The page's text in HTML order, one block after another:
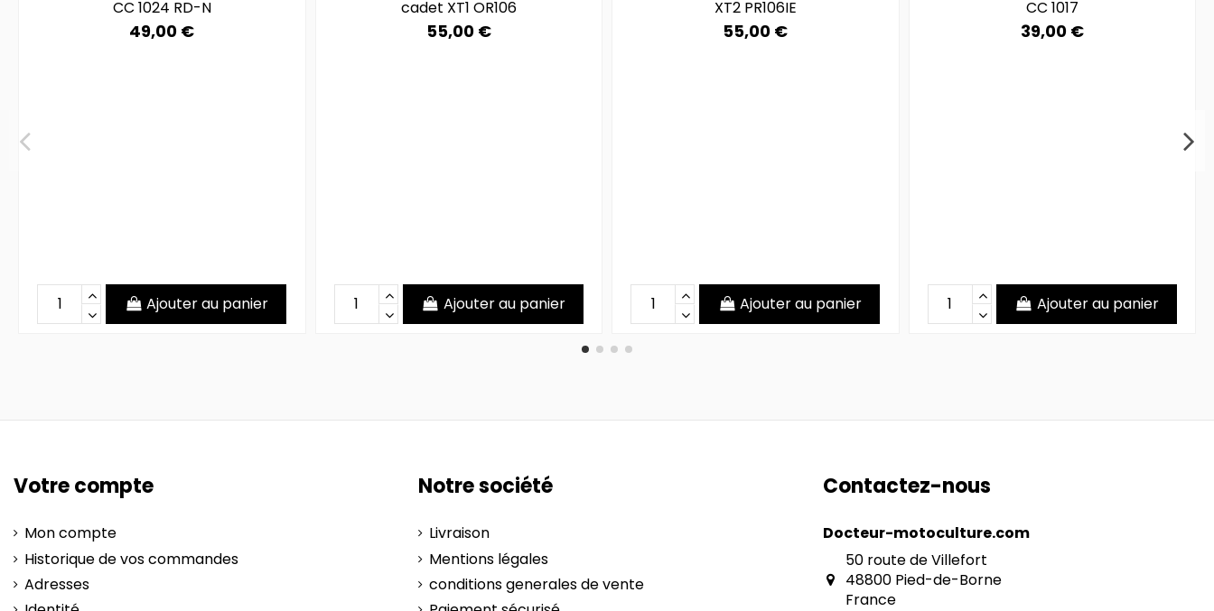
CC 1024 RD-N
49,00 €
Ajouter au panier
cadet XT1 OR106
55,00 €
Ajouter au panier
XT2 PR106IE
55,00 €
Ajouter au panier
CC 1017
39,00 €
Ajouter au panier
Votre compte
Mon compte
Historique de vos commandes
Adresses
Notre société
Livraison
Mentions légales
conditions generales de vente
Contactez-nous
Docteur-motoculture.com
50 route de Villefort
48800 Pied-de-Borne
France